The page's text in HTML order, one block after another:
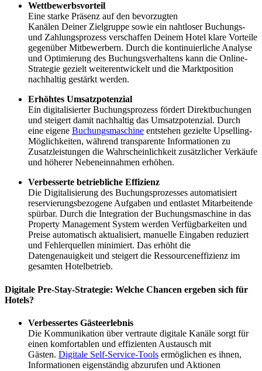
Wettbewerbsvorteil
Eine starke Präsenz auf den bevorzugten
Kanälen Deiner Zielgruppe sowie ein nahtloser Buchungs-
und Zahlungsprozess verschaffen Deinem Hotel klare Vorteile
gegenüber Mitbewerbern. Durch die kontinuierliche Analyse
und Optimierung des Buchungsverhaltens kann die Online-
Strategie gezielt weiterentwickelt und die Marktposition
nachhaltig gestärkt werden.
Erhöhtes Umsatzpotenzial
Ein digitalisierter Buchungsprozess fördert Direktbuchungen
und steigert damit nachhaltig das Umsatzpotenzial. Durch
eine eigene Buchungsmaschine entstehen gezielte Upselling-
Möglichkeiten, während transparente Informationen zu
Zusatzleistungen die Wahrscheinlichkeit zusätzlicher Verkäufe
und höherer Nebeneinnahmen erhöhen.
Verbesserte betriebliche Effizienz
Die Digitalisierung des Buchungsprozesses automatisiert
reservierungsbezogene Aufgaben und entlastet Mitarbeitende
spürbar. Durch die Integration der Buchungsmaschine in das
Property Management System werden Verfügbarkeiten und
Preise automatisch aktualisiert, manuelle Eingaben reduziert
und Fehlerquellen minimiert. Das erhöht die
Datengenauigkeit und steigert die Ressourceneffizienz im
gesamten Hotelbetrieb.
Digitale Pre-Stay-Strategie: Welche Chancen ergeben sich für
Hotels?
Verbessertes Gästeerlebnis
Die Kommunikation über vertraute digitale Kanäle sorgt für
einen komfortablen und effizienten Austausch mit
Gästen. Digitale Self-Service-Tools ermöglichen es ihnen,
Informationen eigenständig abzurufen und Aktionen